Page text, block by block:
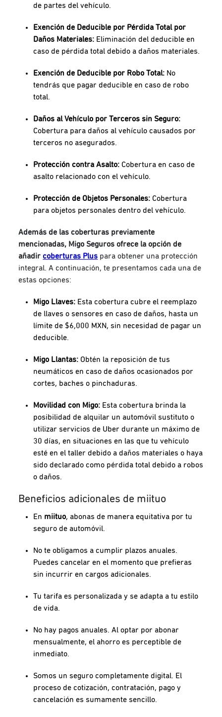
de partes del vehículo.
Exención de Deducible por Pérdida Total por
Daños Materiales: Eliminación del deducible en
caso de pérdida total debido a daños materiales.
Exención de Deducible por Robo Total: No
tendrás que pagar deducible en caso de robo
total.
Daños al Vehículo por Terceros sin Seguro:
Cobertura para daños al vehículo causados por
terceros no asegurados.
Protección contra Asalto: Cobertura en caso de
asalto relacionado con el vehículo.
Protección de Objetos Personales: Cobertura
para objetos personales dentro del vehículo.
Además de las coberturas previamente
mencionadas, Migo Seguros ofrece la opción de
añadircoberturas Plus para obtener una protección
integral. A continuación, te presentamos cada una de
estas opciones:
Migo Llaves: Esta cobertura cubre el reemplazo
de llaves o sensores en caso de daños, hasta un
límite de $6,000 MXN, sin necesidad de pagar un
deducible.
Migo Llantas: Obtén la reposición de tus
neumáticos en caso de daños ocasionados por
cortes, baches o pinchaduras.
Movilidad con Migo: Esta cobertura brinda la
posibilidad de alquilar un automóvil sustituto o
utilizar servicios de Uber durante un máximo de
30 días, en situaciones en las que tu vehículo
esté en el taller debido a daños materiales o haya
sido declarado como pérdida total debido a robos
o daños.
Beneficios adicionales de miituo
En miituo, abonas de manera equitativa por tu
seguro de automóvil.
No te obligamos a cumplir plazos anuales.
Puedes cancelar en el momento que prefieras
sin incurrir en cargos adicionales.
Tu tarifa es personalizada y se adapta a tu estilo
de vida.
No hay pagos anuales. Al optar por abonar
mensualmente, el ahorro es perceptible de
inmediato.
Somos un seguro completamente digital. El
proceso de cotización, contratación, pago y
cancelación es sumamente sencillo.